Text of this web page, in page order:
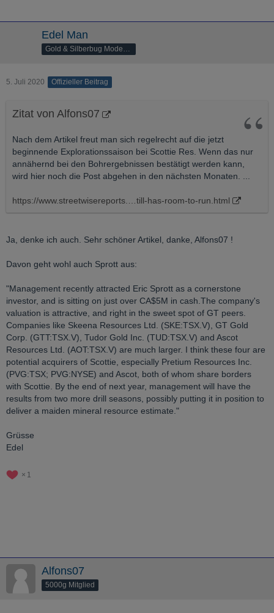
Edel Man
Gold & Silberbug Moderator
5. Juli 2020 Offizieller Beitrag
Zitat von Alfons07
Nach dem Artikel freut man sich regelrecht auf die jetzt
beginnende Explorationssaison bei Scottie Res. Wenn das nur
annähernd bei den Bohrergebnissen bestätigt werden kann,
wird hier noch die Post abgehen in den nächsten Monaten. ...
https://www.streetwisereports.…till-has-room-to-run.html
Ja, denke ich auch. Sehr schöner Artikel, danke, Alfons07 !
Davon geht wohl auch Sprott aus:
"Management recently attracted Eric Sprott as a cornerstone
investor, and is sitting on just over CA$5M in cash.The company's
valuation is attractive, and right in the sweet spot of GT peers.
Companies like Skeena Resources Ltd. (SKE:TSX.V), GT Gold
Corp. (GTT:TSX.V), Tudor Gold Inc. (TUD:TSX.V) and Ascot
Resources Ltd. (AOT:TSX.V) are much larger. I think these four are
potential acquirers of Scottie, especially Pretium Resources Inc.
(PVG:TSX; PVG:NYSE) and Ascot, both of whom share borders
with Scottie. By the end of next year, management will have the
results from two more drill seasons, possibly putting it in position to
deliver a maiden mineral resource estimate."
Grüsse
Edel
1
Alfons07
5000g Mitglied